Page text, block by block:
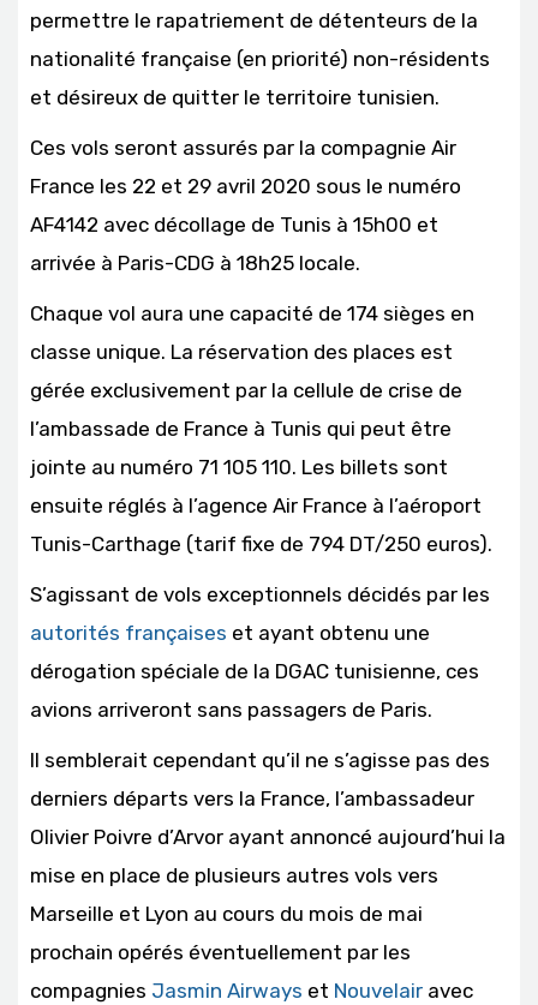
permettre le rapatriement de détenteurs de la
nationalité française (en priorité) non-résidents
et désireux de quitter le territoire tunisien.
Ces vols seront assurés par la compagnie Air
France les 22 et 29 avril 2020 sous le numéro
AF4142 avec décollage de Tunis à 15h00 et
arrivée à Paris-CDG à 18h25 locale.
Chaque vol aura une capacité de 174 sièges en
classe unique. La réservation des places est
gérée exclusivement par la cellule de crise de
l’ambassade de France à Tunis qui peut être
jointe au numéro 71 105 110. Les billets sont
ensuite réglés à l’agence Air France à l’aéroport
Tunis-Carthage (tarif fixe de 794 DT/250 euros).
S’agissant de vols exceptionnels décidés par les
autorités françaises et ayant obtenu une
dérogation spéciale de la DGAC tunisienne, ces
avions arriveront sans passagers de Paris.
Il semblerait cependant qu’il ne s’agisse pas des
derniers départs vers la France, l’ambassadeur
Olivier Poivre d’Arvor ayant annoncé aujourd’hui la
mise en place de plusieurs autres vols vers
Marseille et Lyon au cours du mois de mai
prochain opérés éventuellement par les
compagnies Jasmin Airways et Nouvelair avec